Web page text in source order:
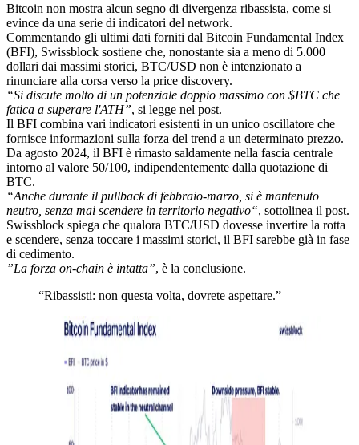
Bitcoin non mostra alcun segno di divergenza ribassista, come si
evince da una serie di indicatori del network.
Commentando gli ultimi dati forniti dal Bitcoin Fundamental Index
(BFI), Swissblock sostiene che, nonostante sia a meno di 5.000
dollari dai massimi storici, BTC/USD non è intenzionato a
rinunciare alla corsa verso la price discovery.
“Si discute molto di un potenziale doppio massimo con $BTC che
fatica a superare l'ATH”, si legge nel post.
Il BFI combina vari indicatori esistenti in un unico oscillatore che
fornisce informazioni sulla forza del trend a un determinato prezzo.
Da agosto 2024, il BFI è rimasto saldamente nella fascia centrale
intorno al valore 50/100, indipendentemente dalla quotazione di
BTC.
“Anche durante il pullback di febbraio-marzo, si è mantenuto
neutro, senza mai scendere in territorio negativo“, sottolinea il post.
Swissblock spiega che qualora BTC/USD dovesse invertire la rotta
e scendere, senza toccare i massimi storici, il BFI sarebbe già in fase
di cedimento.
”La forza on-chain è intatta”, è la conclusione.
“Ribassisti: non questa volta, dovrete aspettare.”